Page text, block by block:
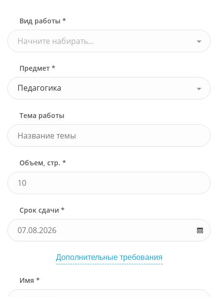
Вид работы *
Начните набирать...
Предмет *
Педагогика
Тема работы
Объем, стр. *
Срок сдачи *
Дополнительные требования
Имя *